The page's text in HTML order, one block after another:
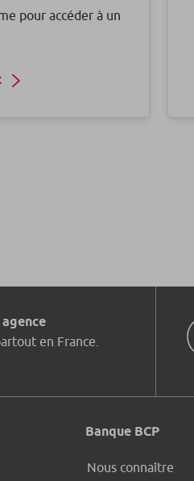
pour accéder à un
en France.
Banque BCP
Nous connaître